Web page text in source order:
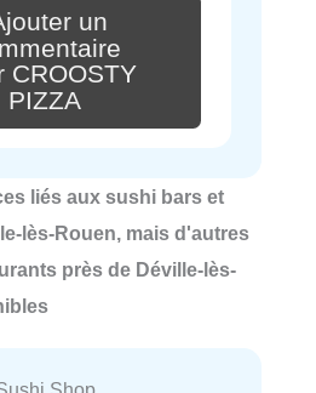
un
CROOSTY
PIZZA
liés aux sushi bars et
lès-Rouen, mais d'autres
près de Déville-lès-